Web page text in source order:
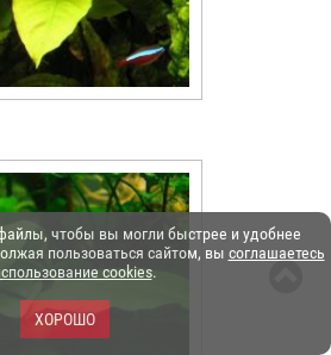
чтобы вы могли быстрее и удобнее
пользоваться сайтом, вы соглашаетесь
cookies.
ХОРОШО